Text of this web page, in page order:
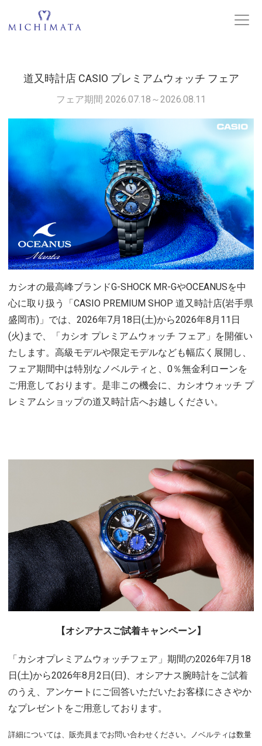
道又時計店 CASIO プレミアムウォッチ フェア
フェア期間 2026.07.18～2026.08.11
カシオの最高峰ブランドG-SHOCK MR-GやOCEANUSを中
心に取り扱う「CASIO PREMIUM SHOP 道又時計店(岩手県
盛岡市)」では、2026年7月18日(土)から2026年8月11日
(火)まで、「カシオ プレミアムウォッチ フェア」を開催い
たします。高級モデルや限定モデルなども幅広く展開し、
フェア期間中は特別なノベルティと、0％無金利ローンを
ご用意しております。是非この機会に、カシオウォッチ プ
レミアムショップの道又時計店へお越しください。
【オシアナスご試着キャンペーン】
「カシオプレミアムウォッチフェア」期間の2026年7月18
日(土)から2026年8月2日(日)、オシアナス腕時計をご試着
のうえ、アンケートにご回答いただいたお客様にささやか
なプレゼントをご用意しております。
詳細については、販売員までお問い合わせください。ノベルティは数量